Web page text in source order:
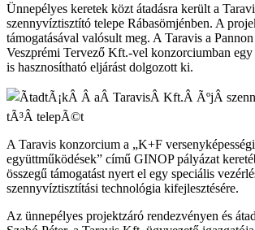
Ünnepélyes keretek közt átadásra került a
szennyvíztisztító telepe Rábasömjénben. A
támogatásával valósult meg. A Taravis a
Veszprémi Tervező Kft.-vel konzorciumban egy
is hasznosítható eljárást dolgozott ki.
A Taravis konzorcium a „K+F
együttműködések” című GINOP pályázat
összegű támogatást nyert el egy speciális
szennyvíztisztítási technológia kifejlesztésére.
Az ünnepélyes projektzáró rendezvényen és